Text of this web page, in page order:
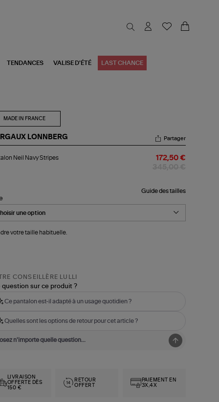
TENDANCES VALISE D'ÉTÉ LAST CHANCE
MADE IN FRANCE
LONNBERG Partager
Neil Navy Stripes 172,50 €
Guide des tailles
votre taille habituelle.
CONSEILLÈRE LULLI
question sur ce produit ?
Ce pantalon est-il adapté à un usage quotidien ?
Quelles sont les options de retour pour cet article ?
LIVRAISON
OFFERTE DÈS
150 €
RETOUR
OFFERT
PAIEMENT EN
3X,4X